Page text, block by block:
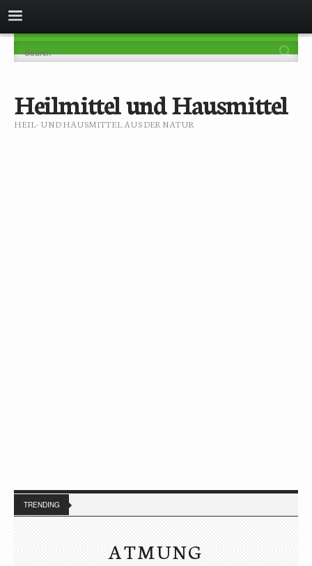
Heilmittel und Hausmittel
HEIL- UND HAUSMITTEL AUS DER NATUR
TRENDING
ATMUNG